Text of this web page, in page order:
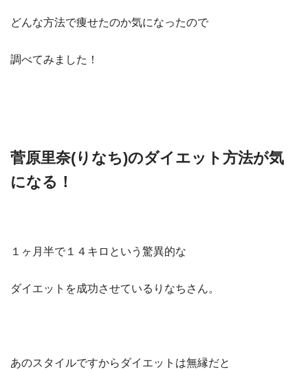
どんな方法で痩せたのか気になったので
調べてみました！
菅原里奈(りなち)のダイエット方法が気
になる！
１ヶ月半で１４キロという驚異的な
ダイエットを成功させているりなちさん。
あのスタイルですからダイエットは無縁だと